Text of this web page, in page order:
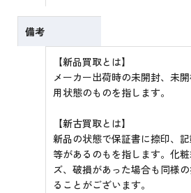
備考
【新品買取とは】
メーカー出荷時の未開封、未
用状態のものを指します。
【新古買取とは】
新品の状態で保証書に捺印、
等があるのもを指します。化
ズ、破損があった場合も同様
ることがございます。